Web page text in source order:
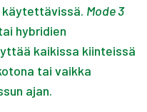
käytettävissä. Mode 3
hybridien
kaikissa kiinteissä
tai vaikka
ajan.